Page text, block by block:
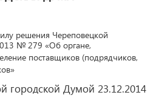
решения Череповецкой
№ 279 «Об органе,
поставщиков (подрядчиков,
городской Думой 23.12.2014